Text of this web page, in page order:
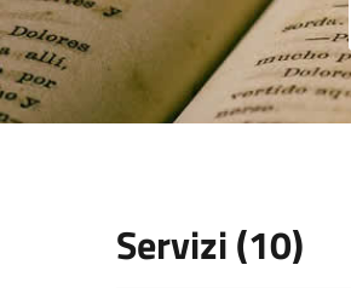
Servizi (10)